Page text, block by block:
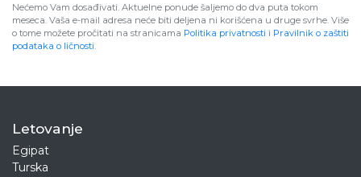
Nećemo Vam dosađivati. Aktuelne ponude šaljemo do dva puta tokom
meseca. Vaša e-mail adresa neće biti deljena ni korišćena u druge svrhe. Više
o tome možete pročitati na stranicama Politika privatnosti i Pravilnik o zaštiti
podataka o ličnosti
Letovanje
Egipat
Turska